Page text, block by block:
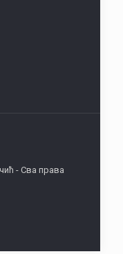
- Сва права